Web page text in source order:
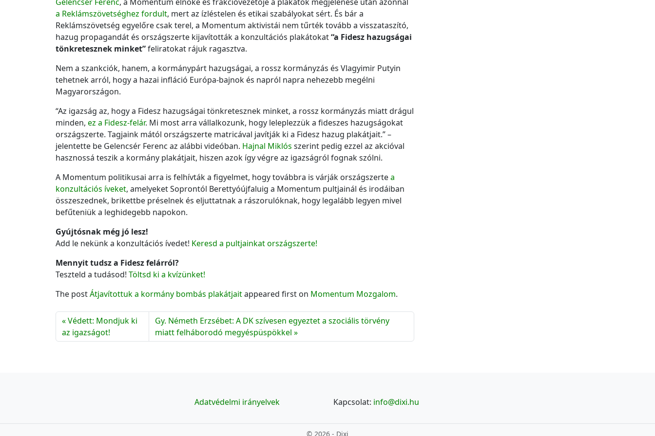
a Reklámszövetséghez fordult, mert az ízléstelen és etikai szabályokat sért. És bár a
Reklámszövetség egyelőre csak terel, a Momentum aktivistái nem tűrték tovább a visszataszító,
hazug propagandát és országszerte kijavították a konzultációs plakátokat“a Fidesz hazugságai
tönkretesznek minket”feliratokat rájuk ragasztva.
Nem a szankciók, hanem, a kormánypárt hazugságai, a rossz kormányzás és Vlagyimir Putyin
tehetnek arról, hogy a hazai infláció Európa-bajnok és napról napra nehezebb megélni
Magyarországon.
“Az igazság az, hogy a Fidesz hazugságai tönkretesznek minket, a rossz kormányzás miatt drágul
minden, ez a Fidesz-felár. Mi most arra vállalkozunk, hogy leleplezzük a fideszes hazugságokat
országszerte. Tagjaink mától országszerte matricával javítják ki a Fidesz hazug plakátjait.” –
jelentette be Gelencsér Ferenc az alábbi videóban. Hajnal Miklós szerint pedig ezzel az akcióval
hasznossá teszik a kormány plakátjait, hiszen azok így végre az igazságról fognak szólni.
A Momentum politikusai arra is felhívták a figyelmet, hogy továbbra is várják országszertea
konzultációs íveket, amelyeket Soprontól Berettyóújfaluig a Momentum pultjainál és irodáiban
összeszednek, brikettbe préselnek és eljuttatnak a rászorulóknak, hogy legalább legyen mivel
befűteniük a leghidegebb napokon.
Gyújtósnak még jó lesz!
Add le nekünk a konzultációs ívedet! Keresd a pultjainkat országszerte!
Mennyit tudsz a Fidesz felárról?
Teszteld a tudásod! Töltsd ki a kvízünket!
The postÁtjavítottuk a kormány bombás plakátjaitappeared first on Momentum Mozgalom.
Védett: Mondjuk ki
az igazságot!
Gy. Németh Erzsébet: A DK szívesen egyeztet a szociális törvény
miatt felháborodó megyéspüspökkel
Adatvédelmi irányelvek Kapcsolat: info@dixi.hu
© 2026 - Dixi